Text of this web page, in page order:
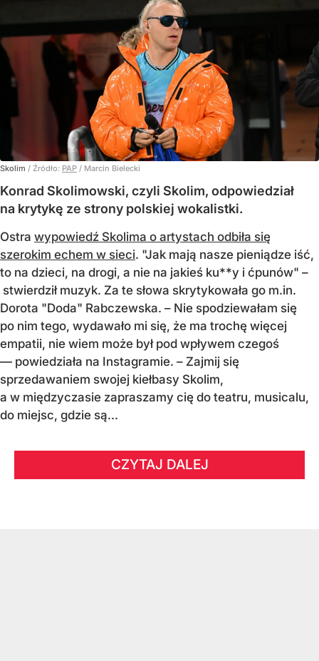
Skolim / Źródło: PAP / Marcin Bielecki
Konrad Skolimowski, czyli Skolim, odpowiedział
na krytykę ze strony polskiej wokalistki.
Ostra wypowiedź Skolima o artystach odbiła się
szerokim echem w sieci. "Jak mają nasze pieniądze iść,
to na dzieci, na drogi, a nie na jakieś ku**y i ćpunów" –
stwierdził muzyk. Za te słowa skrytykowała go m.in.
Dorota "Doda" Rabczewska. – Nie spodziewałam się
po nim tego, wydawało mi się, że ma trochę więcej
empatii, nie wiem może był pod wpływem czegoś
— powiedziała na Instagramie. – Zajmij się
sprzedawaniem swojej kiełbasy Skolim,
a w międzyczasie zapraszamy cię do teatru, musicalu,
do miejsc, gdzie są...
CZYTAJ DALEJ